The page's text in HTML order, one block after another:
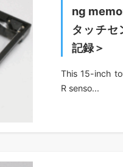
ng
タッチセ
記録＞
This 15-inch
R senso...